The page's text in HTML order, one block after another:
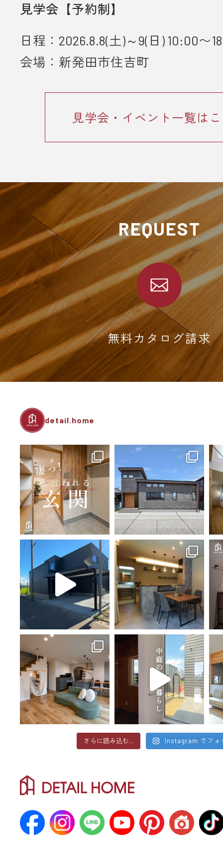
とが条件となります。
■ 個人情報の取り扱いについて
・ご入力いただきました情報は「
見学会【予約制】
日程：2026.8.8(土)～9(日) 10:00〜
会場：新発田市住吉町
見学会・イベント一覧は
REQUEST
無料カタログ請求
detail.home
さらに読み込む... Instagram でフォ